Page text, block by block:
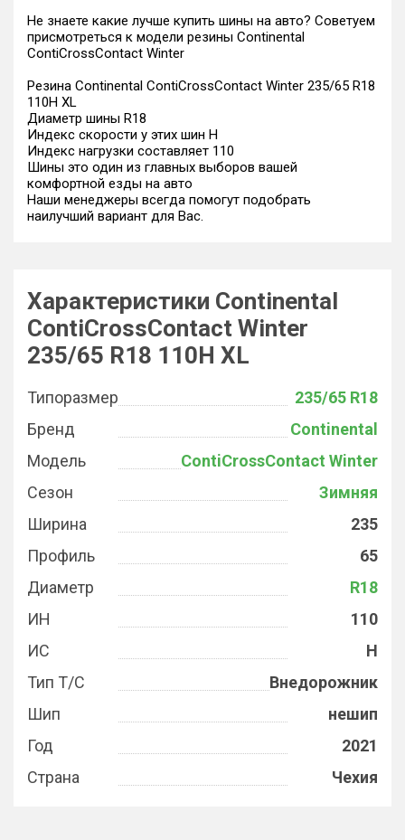
Не знаете какие лучше купить шины на авто? Советуем
присмотреться к модели резины Continental
ContiCrossContact Winter
Резина Continental ContiCrossContact Winter 235/65 R18
110H XL
Диаметр шины R18
Индекс скорости у этих шин H
Индекс нагрузки составляет 110
Шины это один из главных выборов вашей
комфортной езды на авто
Наши менеджеры всегда помогут подобрать
наилучший вариант для Вас.
Характеристики Continental
ContiCrossContact Winter
235/65 R18 110H XL
Типоразмер
235/65 R18
Бренд
Continental
Модель
ContiCrossContact Winter
Сезон
Зимняя
Ширина
235
Профиль
65
Диаметр
R18
ИН
110
ИС
H
Тип Т/С
Внедорожник
Шип
нешип
Год
2021
Страна
Чехия